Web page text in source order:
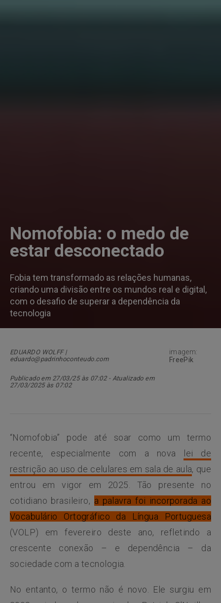
Nomofobia: o medo de
estar desconectado
Fobia tem transformado as relações humanas,
criando uma divisão entre os mundos real e digital,
com o desafio de superar a dependência da
tecnologia
EDUARDO WOLFF |
eduardo@padrinhoconteudo.com
Publicado em 27/03/25 às 07:02 - Atualizado em
27/03/2025 às 07:02
imagem:
FreePik
“Nomofobia” pode até soar como um termo
recente, especialmente com a nova
lei de
restrição ao uso de celulares em sala de aula, que
entrou em vigor em 2025. Tão presente no
cotidiano brasileiro, a palavra foi incorporada ao
Vocabulário Ortográfico da Língua Portuguesa
(VOLP) em fevereiro deste ano, refletindo a
crescente conexão – e dependência – da
sociedade com a tecnologia.
No entanto, o termo não é novo. Ele surgiu em